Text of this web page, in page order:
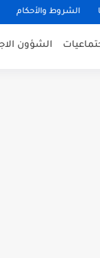
الشروط والأحكام
الشؤون